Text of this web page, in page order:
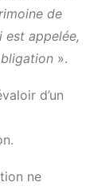
de
appelée,
».
d’un
ne